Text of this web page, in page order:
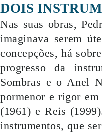
DOIS
Nas suas obras,
imaginava serem
concepções, há
progresso da
Sombras e o Anel
pormenor e rigor
(1961) e Reis
instrumentos, que